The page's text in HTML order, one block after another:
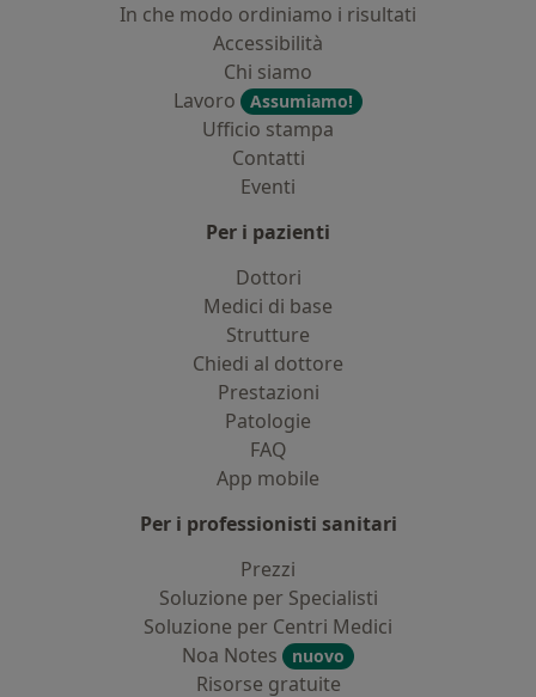
In che modo ordiniamo i risultati
Accessibilità
Chi siamo
Lavoro
Assumiamo!
Ufficio stampa
Contatti
Eventi
Per i pazienti
Dottori
Medici di base
Strutture
Chiedi al dottore
Prestazioni
Patologie
FAQ
App mobile
Per i professionisti sanitari
Prezzi
Soluzione per Specialisti
Soluzione per Centri Medici
Noa Notes
nuovo
Risorse gratuite